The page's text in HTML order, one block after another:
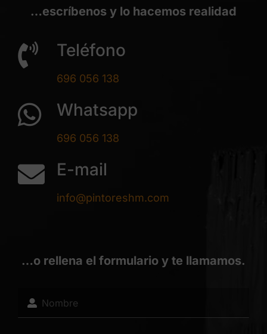
…escríbenos y lo hacemos realidad
Teléfono
696 056 138
Whatsapp
696 056 138
E-mail
info@pintoreshm.com
…o rellena el formulario y te llamamos.